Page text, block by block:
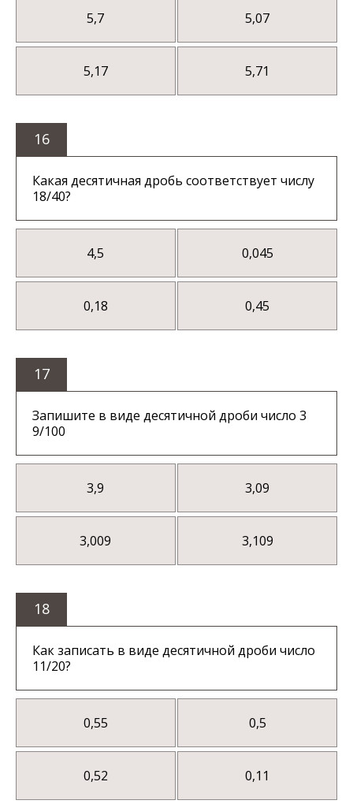
5,7 5,07
5,17 5,71
16
Какая десятичная дробь соответствует числу
18/40?
4,5 0,045
0,18 0,45
17
Запишите в виде десятичной дроби число 3
9/100
3,9 3,09
3,009 3,109
18
Как записать в виде десятичной дроби число
11/20?
0,55 0,5
0,52 0,11